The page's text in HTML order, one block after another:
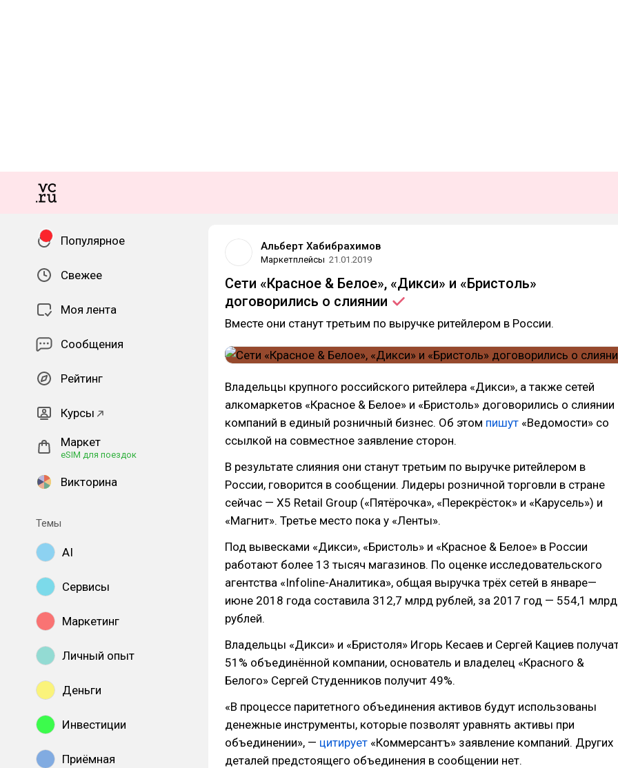
Популярное
Свежее
Моя лента
Сообщения
Рейтинг
Курсы
Маркет
eSIM для поездок
Викторина
Темы
AI
Сервисы
Маркетинг
Личный опыт
Деньги
Инвестиции
Приёмная
Альберт Хабибрахимов
Маркетплейсы 21.01.2019
Сети «Красное & Белое», «Дикси» и «Бристоль»
договорились о слиянии
Вместе они станут третьим по выручке ритейлером в России.
Владельцы крупного российского ритейлера «Дикси», а также сетей
алкомаркетов «Красное & Белое» и «Бристоль» договорились о слиянии
компаний в единый розничный бизнес. Об этом пишут «Ведомости» со
ссылкой на совместное заявление сторон.
В результате слияния они станут третьим по выручке ритейлером в
России, говорится в сообщении. Лидеры розничной торговли в стране
сейчас — X5 Retail Group («Пятёрочка», «Перекрёсток» и «Карусель») и
«Магнит». Третье место пока у «Ленты».
Под вывесками «Дикси», «Бристоль» и «Красное & Белое» в России
работают более 13 тысяч магазинов. По оценке исследовательского
агентства «Infoline-Аналитика», общая выручка трёх сетей в январе—
июне 2018 года составила 312,7 млрд рублей, за 2017 год — 554,1 млрд
рублей.
Владельцы «Дикси» и «Бристоля» Игорь Кесаев и Сергей Кациев
51% объединённой компании, основатель и владелец «Красного &
Белого» Сергей Студенников получит 49%.
«В процессе паритетного объединения активов будут использованы
денежные инструменты, которые позволят уравнять активы при
объединении», — цитирует «Коммерсантъ» заявление компаний. Других
деталей предстоящего объединения в сообщении нет.